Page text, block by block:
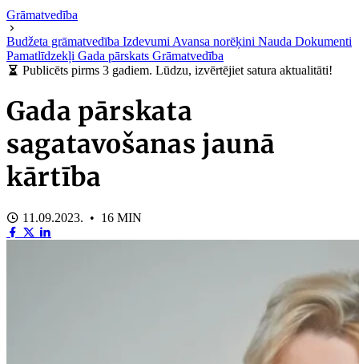
Grāmatvedība
Budžeta grāmatvedība Izdevumi Avansa norēķini Nauda Dokumenti
Pamatlīdzekļi Gada pārskats Grāmatvedība
Publicēts pirms 3 gadiem. Lūdzu, izvērtējiet satura aktualitāti!
Gada pārskata
sagatavošanas jaunā
kārtība
11.09.2023. • 16 MIN